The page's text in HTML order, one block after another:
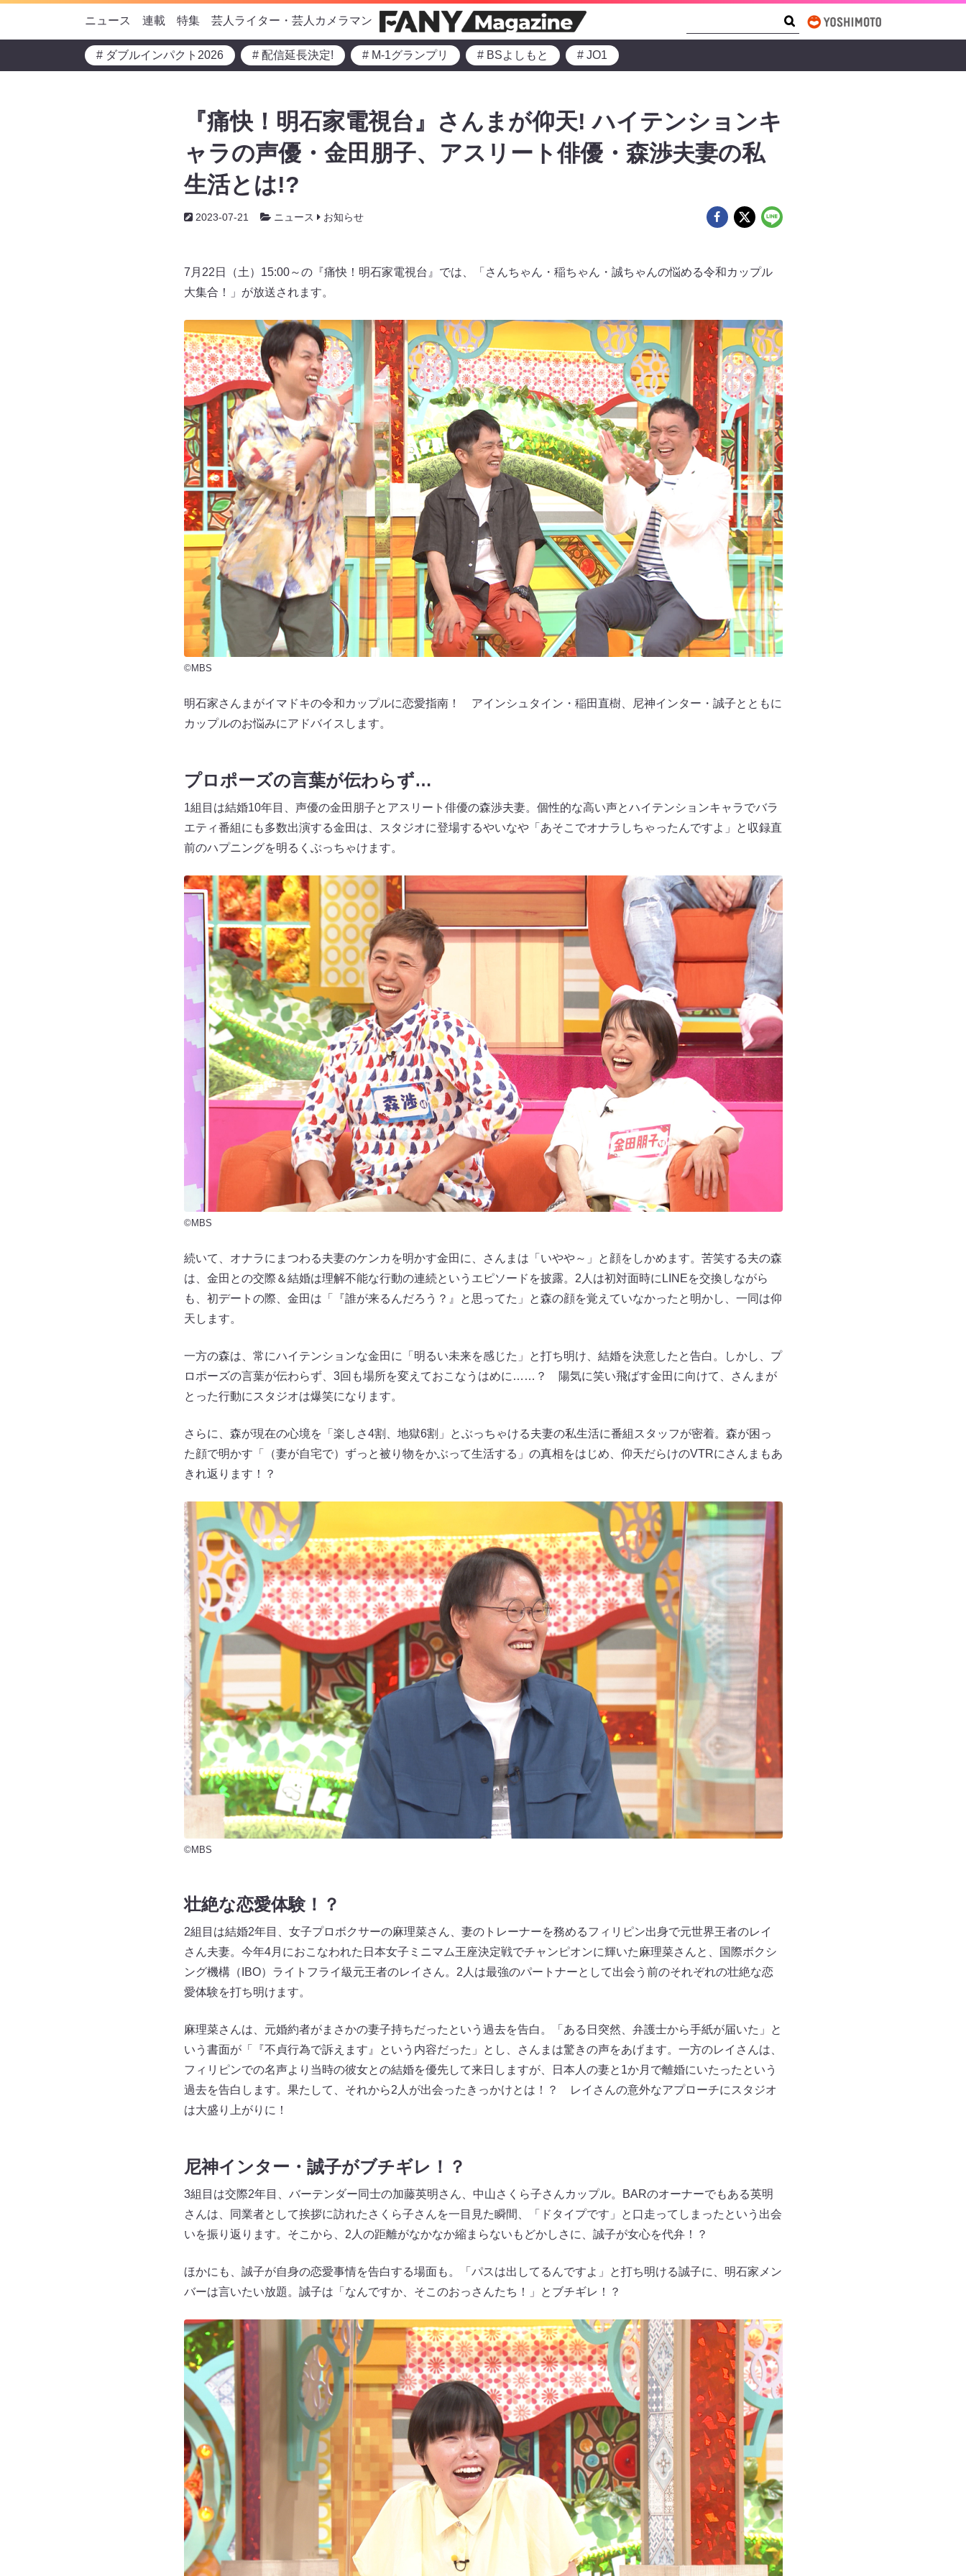
ニュース 連載 特集 芸人ライター・芸人カメラマン
# ダブルインパクト2026 # 配信延長決定! # M-1グランプリ # BSよしもと # JO1
『痛快！明石家電視台』さんまが仰天! ハイテンションキ
ャラの声優・金田朋子、アスリート俳優・森渉夫妻の私
生活とは!?
2023-07-21 ニュース お知らせ
7月22日（土）15:00～の『痛快！明石家電視台』では、「さんちゃん・稲ちゃん・誠ちゃんの悩める令和カップル
大集合！」が放送されます。
©MBS
明石家さんまがイマドキの令和カップルに恋愛指南！ アインシュタイン・稲田直樹、尼神インター・誠子とともに
カップルのお悩みにアドバイスします。
プロポーズの言葉が伝わらず…
1組目は結婚10年目、声優の金田朋子とアスリート俳優の森渉夫妻。個性的な高い声とハイテンションキャラでバラ
エティ番組にも多数出演する金田は、スタジオに登場するやいなや「あそこでオナラしちゃったんですよ」と収録直
前のハプニングを明るくぶっちゃけます。
©MBS
続いて、オナラにまつわる夫妻のケンカを明かす金田に、さんまは「いやや～」と顔をしかめます。苦笑する夫の森
は、金田との交際＆結婚は理解不能な行動の連続というエピソードを披露。2人は初対面時にLINEを交換しながら
も、初デートの際、金田は「『誰が来るんだろう？』と思ってた」と森の顔を覚えていなかったと明かし、一同は仰
天します。
一方の森は、常にハイテンションな金田に「明るい未来を感じた」と打ち明け、結婚を決意したと告白。しかし、プ
ロポーズの言葉が伝わらず、3回も場所を変えておこなうはめに……？ 陽気に笑い飛ばす金田に向けて、さんまが
とった行動にスタジオは爆笑になります。
さらに、森が現在の心境を「楽しさ4割、地獄6割」とぶっちゃける夫妻の私生活に番組スタッフが密着。森が困っ
た顔で明かす「（妻が自宅で）ずっと被り物をかぶって生活する」の真相をはじめ、仰天だらけのVTRにさんまもあ
きれ返ります！？
©MBS
壮絶な恋愛体験！？
2組目は結婚2年目、女子プロボクサーの麻理菜さん、妻のトレーナーを務めるフィリピン出身で元世界王者のレイ
さん夫妻。今年4月におこなわれた日本女子ミニマム王座決定戦でチャンピオンに輝いた麻理菜さんと、国際ボクシ
ング機構（IBO）ライトフライ級元王者のレイさん。2人は最強のパートナーとして出会う前のそれぞれの壮絶な恋
愛体験を打ち明けます。
麻理菜さんは、元婚約者がまさかの妻子持ちだったという過去を告白。「ある日突然、弁護士から手紙が届いた」と
いう書面が「『不貞行為で訴えます』という内容だった」とし、さんまは驚きの声をあげます。一方のレイさんは、
フィリピンでの名声より当時の彼女との結婚を優先して来日しますが、日本人の妻と1か月で離婚にいたったという
過去を告白します。果たして、それから2人が出会ったきっかけとは！？ レイさんの意外なアプローチにスタジオ
は大盛り上がりに！
尼神インター・誠子がブチギレ！？
3組目は交際2年目、バーテンダー同士の加藤英明さん、中山さくら子さんカップル。BARのオーナーでもある英明
さんは、同業者として挨拶に訪れたさくら子さんを一目見た瞬間、「ドタイプです」と口走ってしまったという出会
いを振り返ります。そこから、2人の距離がなかなか縮まらないもどかしさに、誠子が女心を代弁！？
ほかにも、誠子が自身の恋愛事情を告白する場面も。「パスは出してるんですよ」と打ち明ける誠子に、明石家メン
バーは言いたい放題。誠子は「なんですか、そこのおっさんたち！」とブチギレ！？